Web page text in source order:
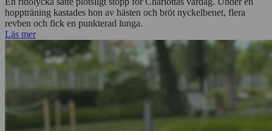
hoppträning kastades hon av hästen och bröt nyckelbenet, flera
revben och fick en punkterad lunga.
Läs mer